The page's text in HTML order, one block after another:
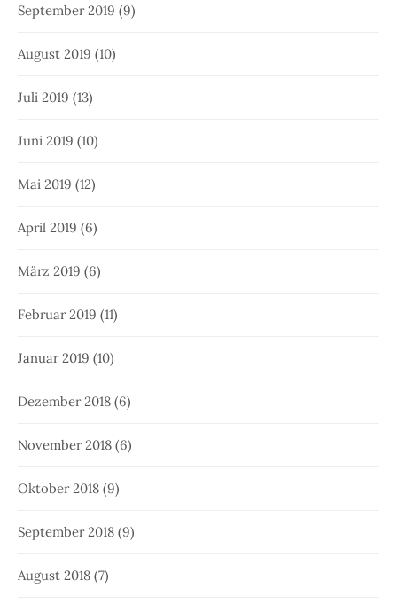
September 2019 (9)
August 2019 (10)
Juli 2019 (13)
Juni 2019 (10)
Mai 2019 (12)
April 2019 (6)
März 2019 (6)
Februar 2019 (11)
Januar 2019 (10)
Dezember 2018 (6)
November 2018 (6)
Oktober 2018 (9)
September 2018 (9)
August 2018 (7)